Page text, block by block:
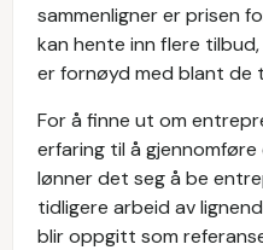
sammenligner er prisen
kan hente inn flere
er fornøyd med blant de
For å finne ut om
erfaring til å
lønner det seg å be
tidligere arbeid av
blir oppgitt som